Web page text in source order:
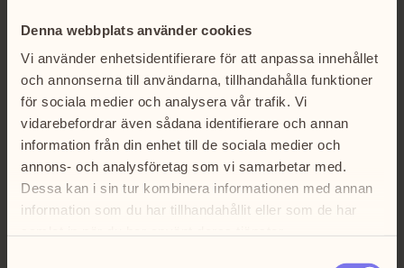
Denna webbplats använder cookies
Vi använder enhetsidentifierare för att anpassa innehållet
och annonserna till användarna, tillhandahålla funktioner
för sociala medier och analysera vår trafik. Vi
vidarebefordrar även sådana identifierare och annan
information från din enhet till de sociala medier och
annons- och analysföretag som vi samarbetar med.
Dessa kan i sin tur kombinera informationen med annan
information som du har tillhandahållit eller som de har